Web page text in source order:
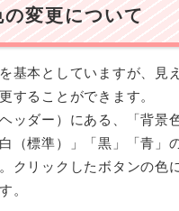
の変更について
基本としていますが、見
することができます。
ッダー）にある、「背景
（標準）」「黒」「青」
クリックしたボタンの色
。